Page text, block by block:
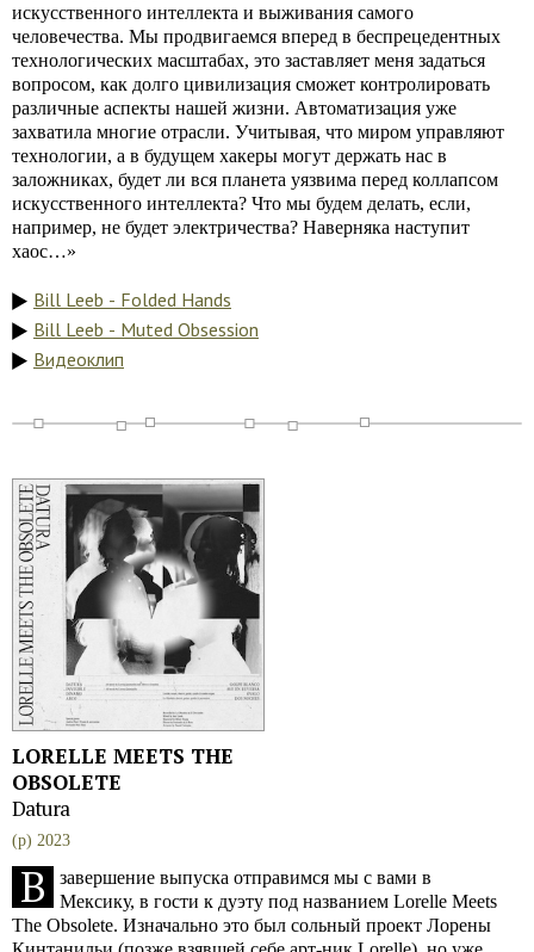
искусственного интеллекта и выживания самого
человечества. Мы продвигаемся вперед в беспрецедентных
технологических масштабах, это заставляет меня задаться
вопросом, как долго цивилизация сможет контролировать
различные аспекты нашей жизни. Автоматизация уже
захватила многие отрасли. Учитывая, что миром управляют
технологии, а в будущем хакеры могут держать нас в
заложниках, будет ли вся планета уязвима перед коллапсом
искусственного интеллекта? Что мы будем делать, если,
например, не будет электричества? Наверняка наступит
хаос…»
Bill Leeb - Folded Hands
Bill Leeb - Muted Obsession
Видеоклип
LORELLE MEETS THE
OBSOLETE
Datura
(p) 2023
В
завершение выпуска отправимся мы с вами в
Мексику, в гости к дуэту под названием Lorelle Meets
The Obsolete. Изначально это был сольный проект Лорены